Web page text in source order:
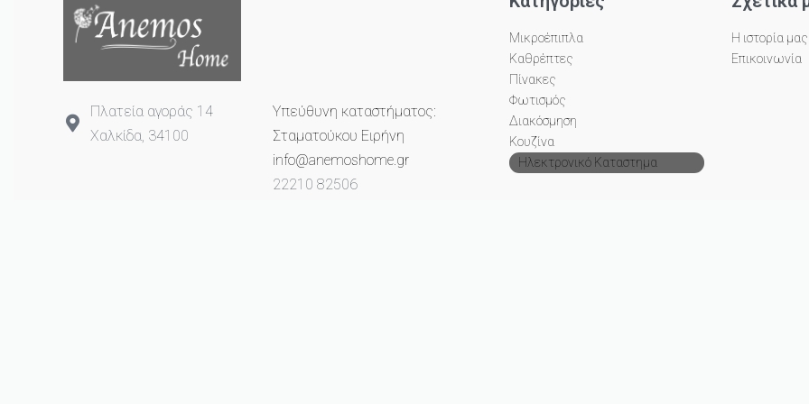
Πλατεία αγοράς 14
Χαλκίδα, 34100
Υπεύθυνη καταστήματος:
Σταματούκου Ειρήνη
info@anemoshome.gr
22210 82506
Μικροέπιπλα
Καθρέπτες
Πίνακες
Φωτισμός
Διακόσμηση
Κουζίνα
Ηλεκτρονικό Καταστημα
Η ιστορία μας
Επικοινωνία